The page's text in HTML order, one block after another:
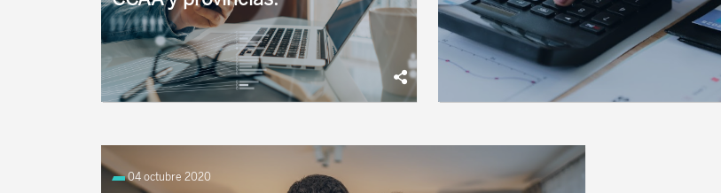
Perfil de inversión por CCAA, distribución del
patrimonio por categorías, porcentaje de la
población con planes de pensiones
Los expertos de Fidelity International opinan
hay motivos para el ”œoptimismo” pues la
remuneración al accionista se incrementará
04 octubre 2020